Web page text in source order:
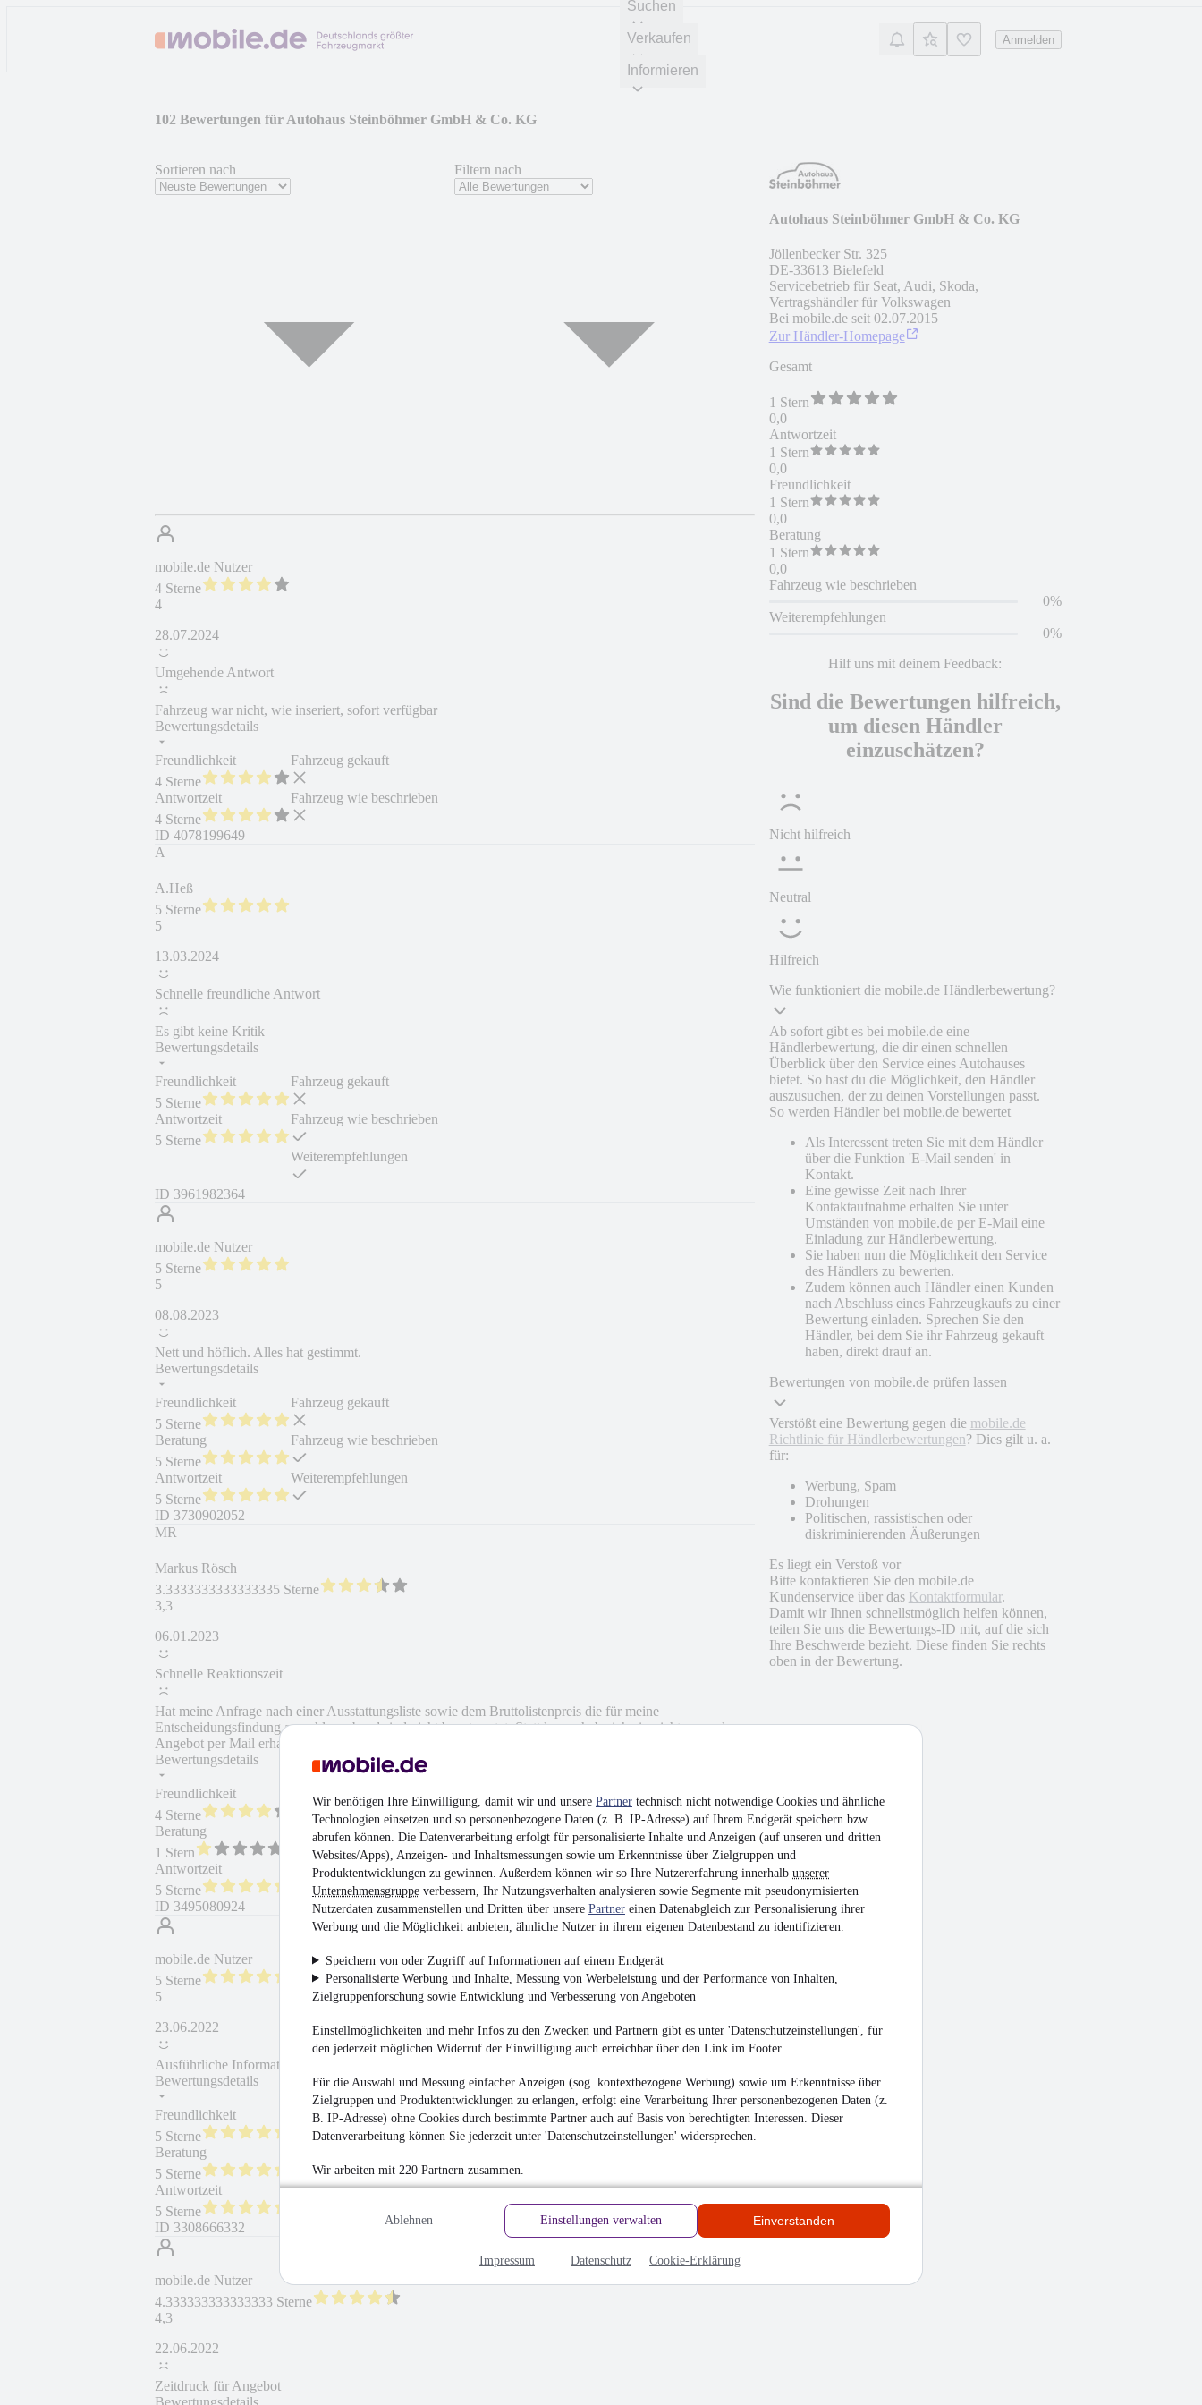
Wir benötigen Ihre Einwilligung, damit wir und unsere Partner technisch nicht notwendige Cookies und ähnliche
Technologien einsetzen und so personenbezogene Daten (z. B. IP-Adresse) auf Ihrem Endgerät speichern bzw.
abrufen können. Die Datenverarbeitung erfolgt für personalisierte Inhalte und Anzeigen (auf unseren und dritten
Websites/Apps), Anzeigen- und Inhaltsmessungen sowie um Erkenntnisse über Zielgruppen und
Produktentwicklungen zu gewinnen. Außerdem können wir so Ihre Nutzererfahrung innerhalb unserer
Unternehmensgruppe verbessern, Ihr Nutzungsverhalten analysieren sowie Segmente mit pseudonymisierten
Nutzerdaten zusammenstellen und Dritten über unsere Partner einen Datenabgleich zur Personalisierung ihrer
Werbung und die Möglichkeit anbieten, ähnliche Nutzer in ihrem eigenen Datenbestand zu identifizieren.
Speichern von oder Zugriff auf Informationen auf einem Endgerät
Personalisierte Werbung und Inhalte, Messung von Werbeleistung und der Performance von Inhalten,
Zielgruppenforschung sowie Entwicklung und Verbesserung von Angeboten
Einstellmöglichkeiten und mehr Infos zu den Zwecken und Partnern gibt es unter 'Datenschutzeinstellungen', für
den jederzeit möglichen Widerruf der Einwilligung auch erreichbar über den Link im Footer.
Für die Auswahl und Messung einfacher Anzeigen (sog. kontextbezogene Werbung) sowie um Erkenntnisse über
Zielgruppen und Produktentwicklungen zu erlangen, erfolgt eine Verarbeitung Ihrer personenbezogenen Daten (z.
B. IP-Adresse) ohne Cookies durch bestimmte Partner auch auf Basis von berechtigten Interessen. Dieser
Datenverarbeitung können Sie jederzeit unter 'Datenschutzeinstellungen' widersprechen.
Wir arbeiten mit 220 Partnern zusammen.
Ablehnen Einstellungen verwalten Einverstanden
Impressum Datenschutz Cookie-Erklärung
Suchen
Verkaufen
Informieren
Anmelden
102 Bewertungen für Autohaus Steinböhmer GmbH & Co. KG
Sortieren nach Filtern nach
mobile.de Nutzer
4 Sterne
4
28.07.2024
Umgehende Antwort
Fahrzeug war nicht, wie inseriert, sofort verfügbar
Bewertungsdetails
Freundlichkeit
4 Sterne
Antwortzeit
4 Sterne
Fahrzeug gekauft
Fahrzeug wie beschrieben
ID 4078199649
A
A.Heß
5 Sterne
5
13.03.2024
Schnelle freundliche Antwort
Es gibt keine Kritik
Bewertungsdetails
Freundlichkeit
5 Sterne
Antwortzeit
5 Sterne
Fahrzeug gekauft
Fahrzeug wie beschrieben
Weiterempfehlungen
ID 3961982364
mobile.de Nutzer
5 Sterne
5
08.08.2023
Nett und höflich. Alles hat gestimmt.
Bewertungsdetails
Freundlichkeit
5 Sterne
Beratung
5 Sterne
Antwortzeit
5 Sterne
Fahrzeug gekauft
Fahrzeug wie beschrieben
Weiterempfehlungen
ID 3730902052
MR
Markus Rösch
3.3333333333333335 Sterne
3,3
06.01.2023
Schnelle Reaktionszeit
Hat meine Anfrage nach einer Ausstattungsliste sowie dem Bruttolistenpreis die für meine
Entscheidungsfindung ausschlaggebend sind nicht beantwortet. Stattdessen habe ich ein nichtssagendens
Angebot per Mail erhalten.
Bewertungsdetails
Freundlichkeit
4 Sterne
Beratung
1 Stern
Antwortzeit
5 Sterne
Fahrzeug gekauft
Weiterempfehlungen
ID 3495080924
mobile.de Nutzer
5 Sterne
5
23.06.2022
Ausführliche Informationen
Bewertungsdetails
Freundlichkeit
5 Sterne
Beratung
5 Sterne
Antwortzeit
5 Sterne
Fahrzeug gekauft
Weiterempfehlungen
ID 3308666332
mobile.de Nutzer
4.333333333333333 Sterne
4,3
22.06.2022
Zeitdruck für Angebot
Bewertungsdetails
Autohaus Steinböhmer GmbH & Co. KG
Jöllenbecker Str. 325
DE-33613 Bielefeld
Servicebetrieb für Seat, Audi, Skoda,
Vertragshändler für Volkswagen
Bei mobile.de seit 02.07.2015
Zur Händler-Homepage
Gesamt
1 Stern
0,0
Antwortzeit
1 Stern
0,0
Freundlichkeit
1 Stern
0,0
Beratung
1 Stern
0,0
Fahrzeug wie beschrieben
0%
Weiterempfehlungen
0%
Hilf uns mit deinem Feedback:
Sind die Bewertungen hilfreich,
um diesen Händler
einzuschätzen?
Nicht hilfreich
Neutral
Hilfreich
Wie funktioniert die mobile.de Händlerbewertung?
Ab sofort gibt es bei mobile.de eine
Händlerbewertung, die dir einen schnellen
Überblick über den Service eines Autohauses
bietet. So hast du die Möglichkeit, den Händler
auszusuchen, der zu deinen Vorstellungen passt.
So werden Händler bei mobile.de bewertet
Als Interessent treten Sie mit dem Händler
über die Funktion 'E-Mail senden' in
Kontakt.
Eine gewisse Zeit nach Ihrer
Kontaktaufnahme erhalten Sie unter
Umständen von mobile.de per E-Mail eine
Einladung zur Händlerbewertung.
Sie haben nun die Möglichkeit den Service
des Händlers zu bewerten.
Zudem können auch Händler einen Kunden
nach Abschluss eines Fahrzeugkaufs zu einer
Bewertung einladen. Sprechen Sie den
Händler, bei dem Sie ihr Fahrzeug gekauft
haben, direkt drauf an.
Bewertungen von mobile.de prüfen lassen
Verstößt eine Bewertung gegen die mobile.de
Richtlinie für Händlerbewertungen? Dies gilt u. a.
für:
Werbung, Spam
Drohungen
Politischen, rassistischen oder
diskriminierenden Äußerungen
Es liegt ein Verstoß vor
Bitte kontaktieren Sie den mobile.de
Kundenservice über das Kontaktformular.
Damit wir Ihnen schnellstmöglich helfen können,
teilen Sie uns die Bewertungs-ID mit, auf die sich
Ihre Beschwerde bezieht. Diese finden Sie rechts
oben in der Bewertung.